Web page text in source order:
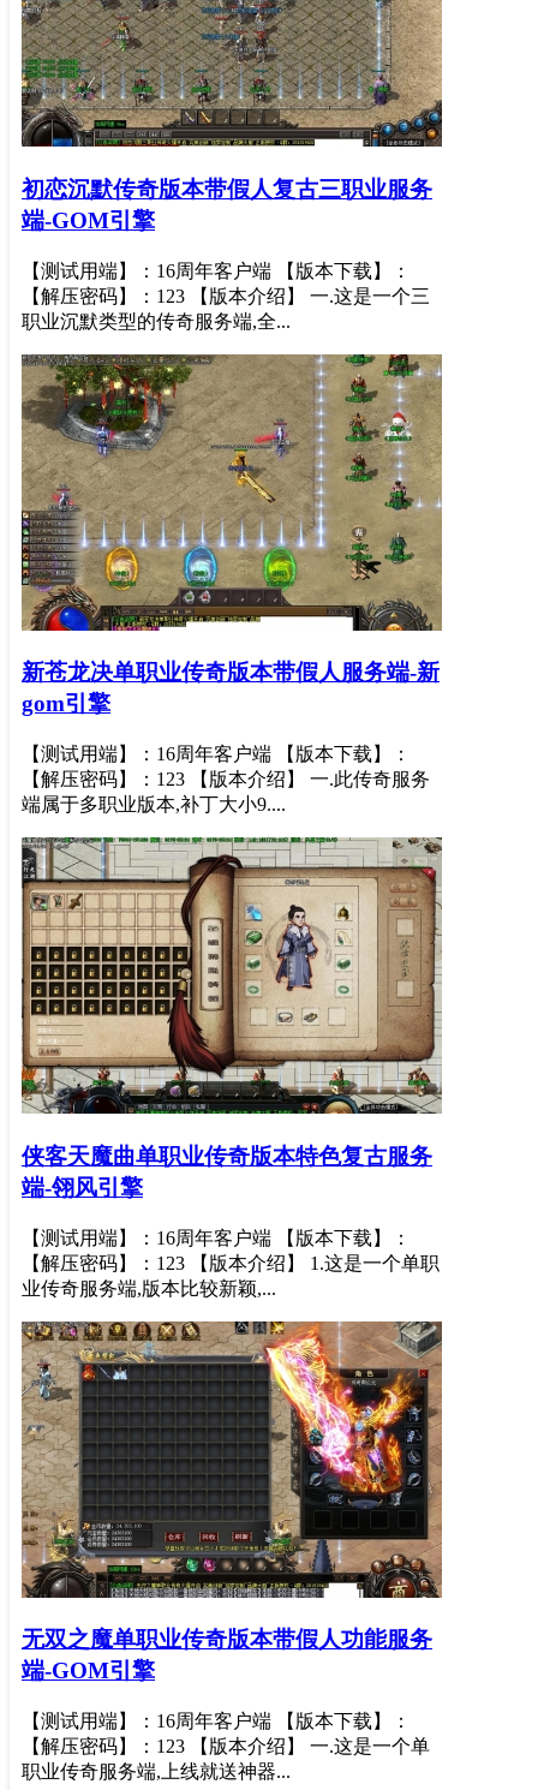
初恋沉默传奇版本带假人复古三职业服务
端-GOM引擎
【测试用端】：16周年客户端 【版本下载】：
【解压密码】：123 【版本介绍】 一.这是一个三
职业沉默类型的传奇服务端,全...
新苍龙决单职业传奇版本带假人服务端-新
gom引擎
【测试用端】：16周年客户端 【版本下载】：
【解压密码】：123 【版本介绍】 一.此传奇服务
端属于多职业版本,补丁大小9....
侠客天魔曲单职业传奇版本特色复古服务
端-翎风引擎
【测试用端】：16周年客户端 【版本下载】：
【解压密码】：123 【版本介绍】 1.这是一个单职
业传奇服务端,版本比较新颖,...
无双之魔单职业传奇版本带假人功能服务
端-GOM引擎
【测试用端】：16周年客户端 【版本下载】：
【解压密码】：123 【版本介绍】 一.这是一个单
职业传奇服务端,上线就送神器...